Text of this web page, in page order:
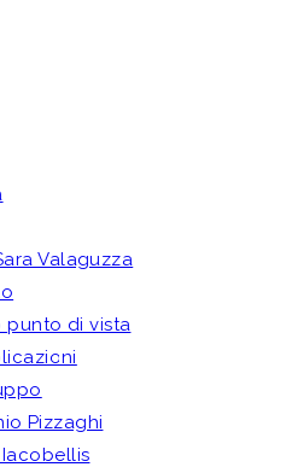
Valaguzza
punto di vista
Pizzaghi